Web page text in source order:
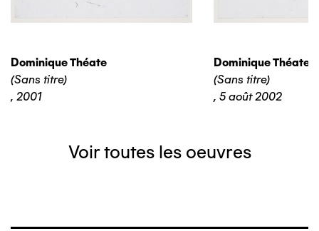
Dominique Théate
(Sans titre)
, 2001
Dominique Théate
(Sans titre)
, 5 août 2002
Voir toutes les oeuvres